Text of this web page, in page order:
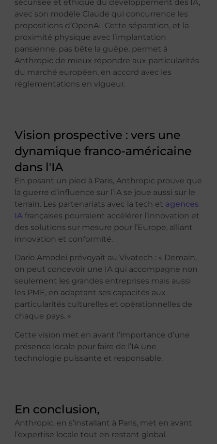
sécurisée et éthique du développement des IA,
avec son modèle Claude qui concurrence les
propositions d’OpenAI. Cette séparation, et la
proximité physique avec l’implantation
parisienne, pas bête la guêpe, permet à
Anthropic de mieux répondre aux particularités
du marché européen, en accord avec les
réglementations en vigueur.
Vision prospective : vers une
dynamique franco-américaine
dans l'IA
En posant un pied à Paris, Anthropic prouve que
la guerre d’influence sur l’IA se joue aussi sur le
terrain. Les partenariats avec la tech et agences
IA françaises pourraient accélérer l’innovation et
des solutions sur mesure pour l’Europe, alliant
innovation et conformité.
Dario Amodei prévoyait au Vivatech : « Demain,
on peut concevoir une IA qui accompagne non
seulement les grandes entreprises mais aussi
les PME, en adaptant ses capacités aux
particularités culturelles et opérationnelles de
chaque pays. »
Cette vision met en avant l’importance d’une
présence locale pour faire de l’IA une
technologie puissante et responsable.
En conclusion,
Anthropic, en s’installant à Paris, met en avant
l’expertise locale tout en restant global.